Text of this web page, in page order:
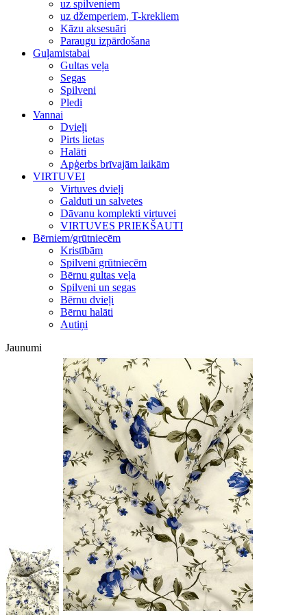
uz spilveniem
uz džemperiem, T-krekliem
Kāzu aksesuāri
Paraugu izpārdošana
Guļamistabai
Gultas veļa
Segas
Spilveni
Pledi
Vannai
Dvieļi
Pirts lietas
Halāti
Apģerbs brīvajām laikām
VIRTUVEI
Virtuves dvieļi
Galduti un salvetes
Dāvanu komplekti virtuvei
VIRTUVES PRIEKŠAUTI
Bērniem/grūtniecēm
Kristībām
Spilveni grūtniecēm
Bērnu gultas veļa
Spilveni un segas
Bērnu dvieļi
Bērnu halāti
Autiņi
Jaunumi